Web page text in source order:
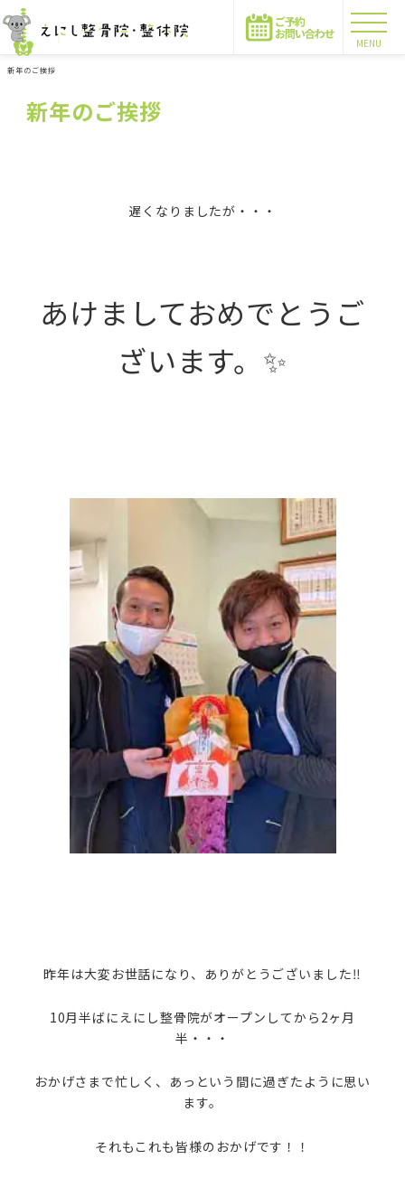
MENU
新年のご挨拶
新年のご挨拶
遅くなりましたが・・・
あけましておめでとうご
ざいます。✨
昨年は大変お世話になり、ありがとうございました‼
10月半ばにえにし整骨院がオープンしてから2ヶ月
半・・・
おかげさまで忙しく、あっという間に過ぎたように思い
ます。
それもこれも皆様のおかげです！！